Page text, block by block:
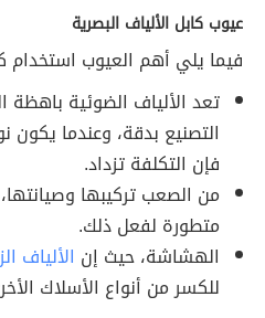
عيوب كابل الألياف البصرية
فيما يلي أهم العيوب استخدام
تعد الألياف الضوئية باهظة
التصنيع بدقة، وعندما يكون
فإن التكلفة تزداد.
من الصعب تركيبها
متطورة لفعل ذلك.
الهشاشة، حيث إن الألياف
للكسر من أنواع الأسلاك